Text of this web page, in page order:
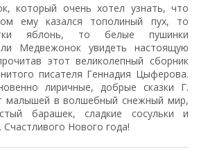
который очень хотел узнать, что
ему казался тополиный пух, то
яблонь, то белые пушинки
Медвежонок увидеть настоящую
этот великолепный сборник
писателя Геннадия Цыферова.
лиричные, добрые сказки Г.
малышей в волшебный снежный мир,
барашек, сладкие сосульки и
Нового года!